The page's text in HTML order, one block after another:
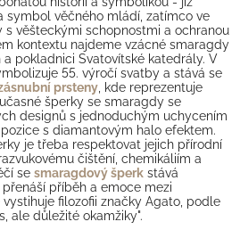
symbol věčného mládí, zatímco ve
věšteckými schopnostmi a ochranou
kontextu najdeme vzácné smaragdy
pokladnici Svatovítské katedrály. V
55. výročí svatby a stává se
prsteny , kde reprezentuje
šperky se smaragdy se
designů s jednoduchým uchycením
s diamantovým halo efektem.
je třeba respektovat jejich přírodní
čištění, chemikáliím a
se smaragdový šperk stává
příběh a emoce mezi
filozofii značky Agato, podle
ale důležité okamžiky".